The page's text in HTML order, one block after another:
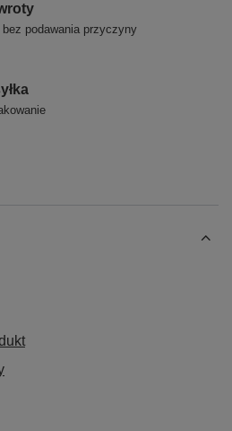
podawania przyczyny